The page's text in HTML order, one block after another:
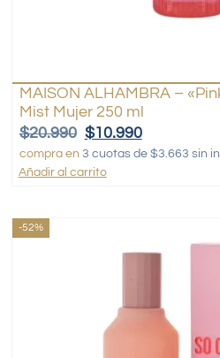
MAISON ALHAMBRA –
Mist Mujer 250 ml
$20.990 $10.990
compra en 3 cuotas de $3.663 sin
Añadir al carrito
-52%